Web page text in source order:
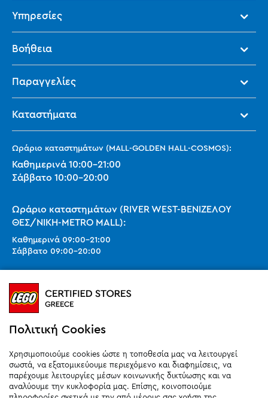
Υπηρεσίες
Βοήθεια
Παραγγελίες
Καταστήματα
Ωράριο καταστημάτων (MALL-GOLDEN HALL-COSMOS):
Καθημερινά 10:00-21:00
Σάββατο 10:00-20:00
Ωράριο καταστημάτων (RIVER WEST-ΒΕΝΙΖΕΛΟΥ
ΘΕΣ/ΝΙΚΗ-METRO MALL):
Καθημερινά 09:00-21:00
Σάββατο 09:00-20:00
Ωράριο καταστημάτων (SMART PARK):
Καθημερινά10:00-21:00
Σάββατο09:00
Κυριακή 11:00-20:00 (έως 25/10)
orders@legostoregreece.gr
Αρ.Γ.Ε.ΜΗ: 084878102000
Πολιτική Cookies
Χρησιμοποιούμε cookies ώστε η τοποθεσία μας να λειτουργεί
σωστά, να εξατομικεύουμε περιεχόμενο και διαφημίσεις, να
παρέχουμε λειτουργίες μέσων κοινωνικής δικτύωσης και να
αναλύουμε την κυκλοφορία μας. Επίσης, κοινοποιούμε